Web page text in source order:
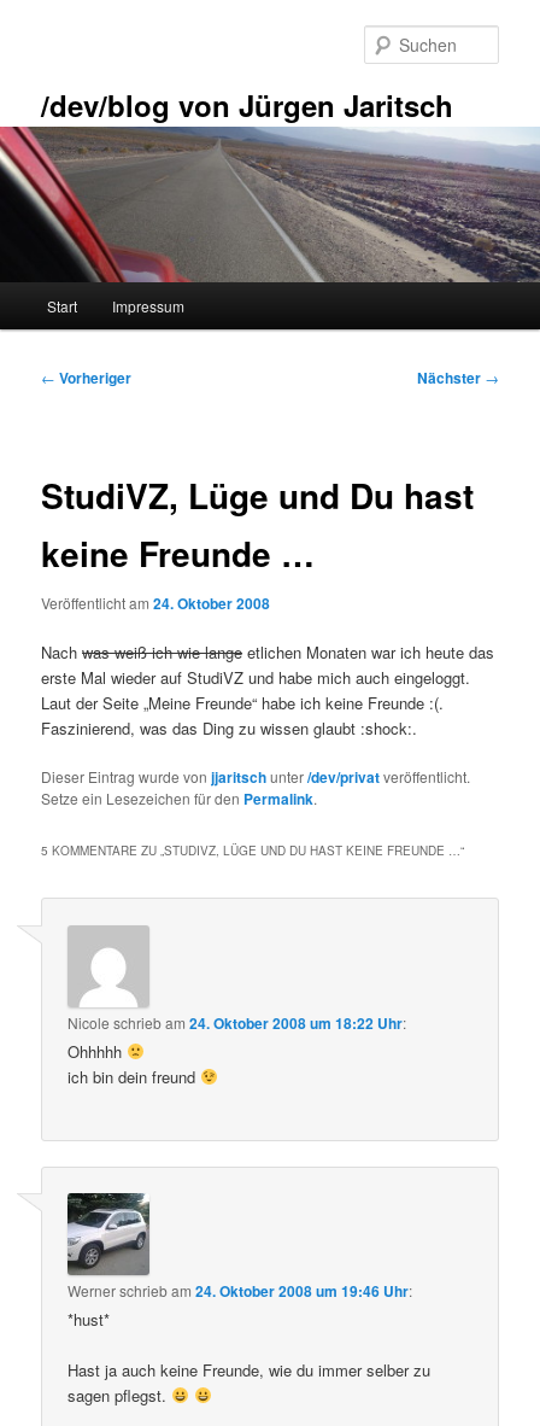
/dev/blog von Jürgen Jaritsch
Start Impressum
Beitragsnavigation
← Vorheriger Nächster →
StudiVZ, Lüge und Du hast
keine Freunde …
Veröffentlicht am24. Oktober 2008
Nachwas weiß ich wie lange etlichen Monaten war ich heute das
erste Mal wieder auf StudiVZ und habe mich auch eingeloggt.
Laut der Seite „Meine Freunde“ habe ich keine Freunde :(.
Faszinierend, was das Ding zu wissen glaubt :shock:.
Dieser Eintrag wurde vonjjaritschunter/dev/privatveröffentlicht.
Setze ein Lesezeichen für den Permalink.
5 KOMMENTARE ZU „STUDIVZ, LÜGE UND DU HAST KEINE FREUNDE …“
Nicole schriebam24. Oktober 2008 um 18:22 Uhr:
Ohhhhh
ich bin dein freund
Wernerschriebam24. Oktober 2008 um 19:46 Uhr:
*hust*
Hast ja auch keine Freunde, wie du immer selber zu
sagen pflegst.